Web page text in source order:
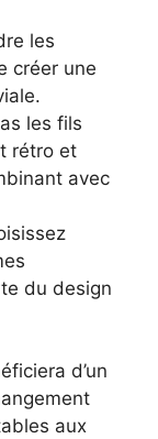
les
créer une
les fils
rétro et
avec
du design
d’un
aux